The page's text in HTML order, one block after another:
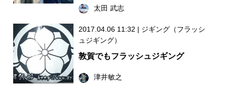
太田 武志
2017.04.06 11:32 | ジギング（フラッシ
ュジギング）
敦賀でもフラッシュジギング
津井敏之